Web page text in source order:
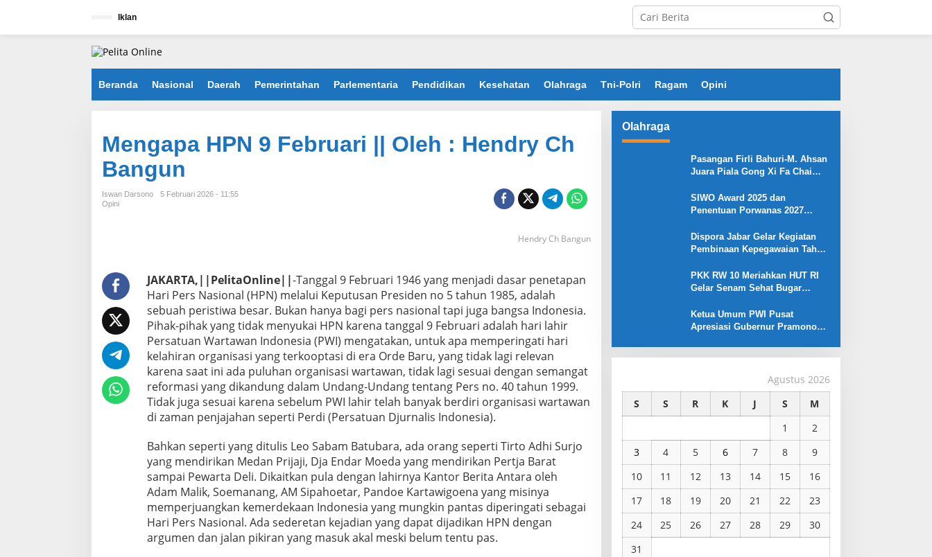
Iklan
Beranda Nasional Daerah Pemerintahan Parlementaria Pendidikan Kesehatan Olahraga Tni-Polri Ragam Opini
Mengapa HPN 9 Februari || Oleh : Hendry Ch
Bangun
Iswan Darsono
5 Februari 2026 - 11:55
Opini
Hendry Ch Bangun
JAKARTA,||PelitaOnline||-Tanggal 9 Februari 1946 yang menjadi dasar penetapan
Hari Pers Nasional (HPN) melalui Keputusan Presiden no 5 tahun 1985, adalah
sebuah peristiwa besar. Bukan hanya bagi pers nasional tapi juga bangsa Indonesia.
Pihak-pihak yang tidak menyukai HPN karena tanggal 9 Februari adalah hari lahir
Persatuan Wartawan Indonesia (PWI) mengatakan, untuk apa memperingati hari
kelahiran organisasi yang terkooptasi di era Orde Baru, yang tidak lagi relevan
karena saat ini ada puluhan organisasi wartawan, tidak lagi sesuai dengan semangat
reformasi yang dikandung dalam Undang-Undang tentang Pers no. 40 tahun 1999.
Tidak juga sesuai karena sebelum PWI lahir telah banyak berdiri organisasi wartawan
di zaman penjajahan seperti Perdi (Persatuan Djurnalis Indonesia).
Bahkan seperti yang ditulis Leo Sabam Batubara, ada orang seperti Tirto Adhi Surjo
yang mendirikan Medan Prijaji, Dja Endar Moeda yang mendirikan Pertja Barat
sampai Pewarta Deli. Dikaitkan pula dengan lahirnya Kantor Berita Antara oleh
Adam Malik, Soemanang, AM Sipahoetar, Pandoe Kartawigoena yang misinya
memperjuangkan kemerdekaan Indonesia yang mungkin pantas diperingati sebagai
Hari Pers Nasional. Ada sederetan kejadian yang dapat dijadikan HPN dengan
argumen dan jalan pikiran yang masuk akal meski belum tentu pas.
Olahraga
Pasangan Firli Bahuri-M. Ahsan
Juara Piala Gong Xi Fa Chai
SIWO Award 2025 dan
Penentuan Porwanas 2027
Dispora Jabar Gelar Kegiatan
Pembinaan Kepegawaian Tahun
Gubernur Jabar
PKK RW 10 Meriahkan HUT RI
Gelar Senam Sehat Bugar
Ketua Umum PWI Pusat
Apresiasi Gubernur Pramono
Agustus 2026
S
S R K J S
M
1
2
3
4 5 6 7 8
9
10
11 12 13 14 15
16
17
18 19 20 21 22
23
24
25 26 27 28 29
30
31